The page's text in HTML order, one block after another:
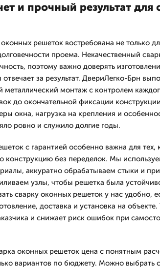
и прочный результат для
решеток востребована не только
проема. Некачественный
поэтому важно доверять
за результат. ДвериЛегко-Брн
металлический монтаж с контролем
до окончательной фиксации
окна, нагрузка на крепления и
ровно и служило долгие годы.
с гарантией особенно важна для тех,
конструкцию без переделок. Мы
аккуратно обрабатываем стыки и при
узлы, чтобы решетка была
сварку оконных решеток у нас удобно,
доставка и установка на объекте.
и снижает риск ошибок при
оконных решеток цена с понятным
вариантов по бюджету. Можно выбрать